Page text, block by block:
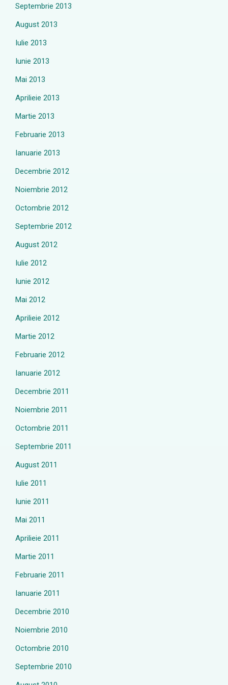
Septembrie 2013
August 2013
Iulie 2013
Iunie 2013
Mai 2013
Aprilieie 2013
Martie 2013
Februarie 2013
Ianuarie 2013
Decembrie 2012
Noiembrie 2012
Octombrie 2012
Septembrie 2012
August 2012
Iulie 2012
Iunie 2012
Mai 2012
Aprilieie 2012
Martie 2012
Februarie 2012
Ianuarie 2012
Decembrie 2011
Noiembrie 2011
Octombrie 2011
Septembrie 2011
August 2011
Iulie 2011
Iunie 2011
Mai 2011
Aprilieie 2011
Martie 2011
Februarie 2011
Ianuarie 2011
Decembrie 2010
Noiembrie 2010
Octombrie 2010
Septembrie 2010